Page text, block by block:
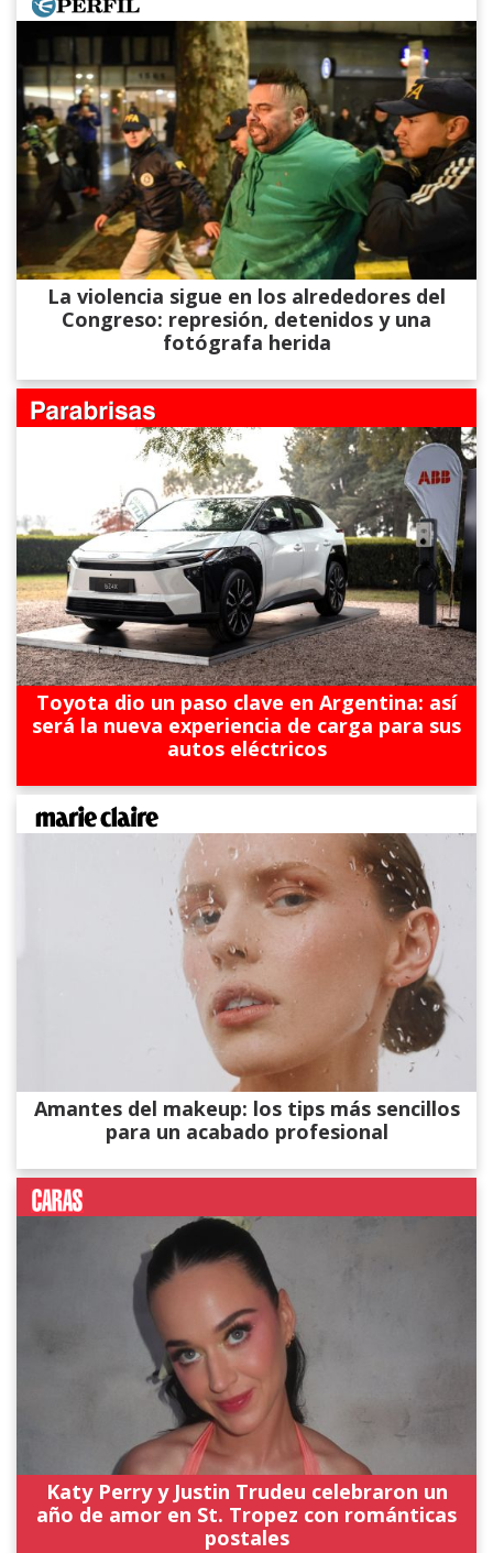
La violencia sigue en los alrededores del
Congreso: represión, detenidos y una
fotógrafa herida
Toyota dio un paso clave en Argentina: así
será la nueva experiencia de carga para sus
autos eléctricos
Amantes del makeup: los tips más sencillos
para un acabado profesional
Katy Perry y Justin Trudeu celebraron un
año de amor en St. Tropez con románticas
postales